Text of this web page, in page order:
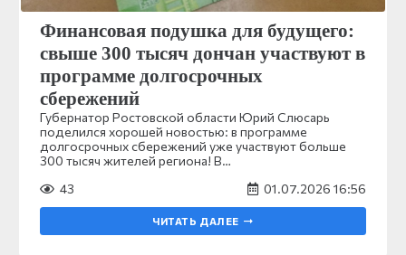
Финансовая подушка для будущего:
свыше 300 тысяч дончан участвуют в
программе долгосрочных
сбережений
Губернатор Ростовской области Юрий Слюсарь
поделился хорошей новостью: в программе
долгосрочных сбережений уже участвуют больше
300 тысяч жителей региона! В…
43
01.07.2026 16:56
ЧИТАТЬ ДАЛЕЕ